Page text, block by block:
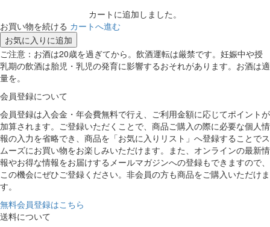
カートに追加しました。
お買い物を続ける カートへ進む
お気に入りに追加
ご注意：お酒は20歳を過ぎてから。飲酒運転は厳禁です。妊娠中や授
乳期の飲酒は胎児・乳児の発育に影響するおそれがあります。お酒は適
量を。
会員登録について
会員登録は入会金・年会費無料で行え、ご利用金額に応じてポイントが
加算されます。ご登録いただくことで、商品ご購入の際に必要な個人情
報の入力を省略でき、商品を「お気に入りリスト」へ登録することでス
ムーズにお買い物をお楽しみいただけます。また、オンラインの最新情
報やお得な情報をお届けするメールマガジンへの登録もできますので、
この機会にぜひご登録ください。非会員の方も商品をご購入いただけま
す。
無料会員登録はこちら
送料について